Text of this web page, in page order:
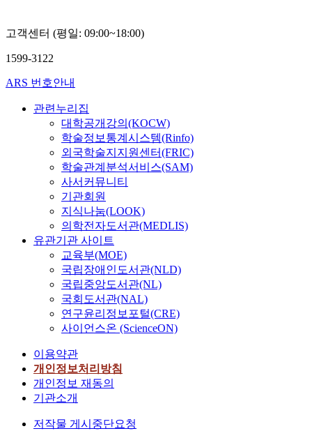
고객센터 (평일: 09:00~18:00)
1599-3122
ARS 번호안내
관련누리집
대학공개강의(KOCW)
학술정보통계시스템(Rinfo)
외국학술지지원센터(FRIC)
학술관계분석서비스(SAM)
사서커뮤니티
기관회원
지식나눔(LOOK)
의학전자도서관(MEDLIS)
유관기관 사이트
교육부(MOE)
국립장애인도서관(NLD)
국립중앙도서관(NL)
국회도서관(NAL)
연구윤리정보포털(CRE)
사이언스온 (ScienceON)
이용약관
개인정보처리방침
개인정보 재동의
기관소개
저작물 게시중단요청